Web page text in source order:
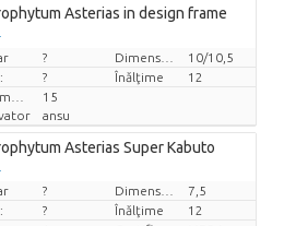
Asterias in design frame
bucata
?
10/10,5
? Înălţime
12
15
ansu
Asterias Super Kabuto
bucata
?
7,5
? Înălţime
12